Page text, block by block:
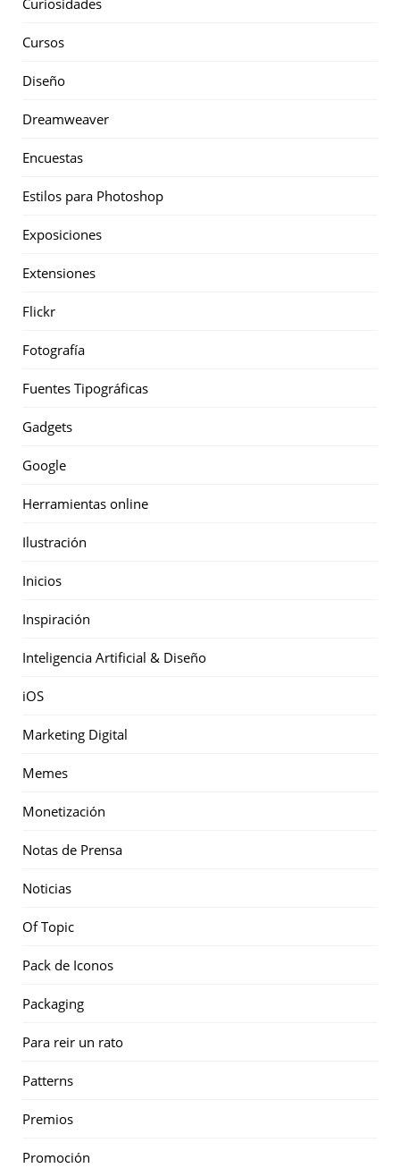
Curiosidades
Cursos
Diseño
Dreamweaver
Encuestas
Estilos para Photoshop
Exposiciones
Extensiones
Flickr
Fotografía
Fuentes Tipográficas
Gadgets
Google
Herramientas online
Ilustración
Inicios
Inspiración
Inteligencia Artificial & Diseño
iOS
Marketing Digital
Memes
Monetización
Notas de Prensa
Noticias
Of Topic
Pack de Iconos
Packaging
Para reir un rato
Patterns
Premios
Promoción